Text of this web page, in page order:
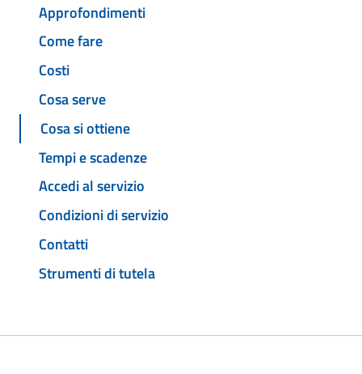
Approfondimenti
Come fare
Costi
Cosa serve
Cosa si ottiene
Tempi e scadenze
Accedi al servizio
Condizioni di servizio
Contatti
Strumenti di tutela